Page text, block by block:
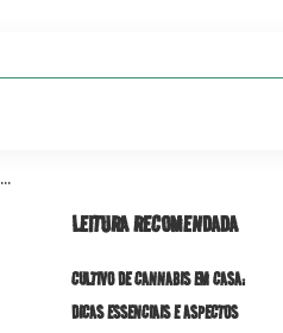
LEITURA RECOMENDADA
CULTIVO DE CANNABIS EM CASA:
DICAS ESSENCIAIS E ASPECTOS